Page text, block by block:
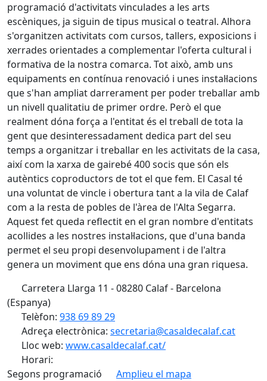
programació d'activitats vinculades a les arts
escèniques, ja siguin de tipus musical o teatral. Alhora
s'organitzen activitats com cursos, tallers, exposicions i
xerrades orientades a complementar l'oferta cultural i
formativa de la nostra comarca. Tot això, amb uns
equipaments en contínua renovació i unes instal·lacions
que s'han ampliat darrerament per poder treballar amb
un nivell qualitatiu de primer ordre. Però el que
realment dóna força a l'entitat és el treball de tota la
gent que desinteressadament dedica part del seu
temps a organitzar i treballar en les activitats de la casa,
així com la xarxa de gairebé 400 socis que són els
autèntics coproductors de tot el que fem. El Casal té
una voluntat de vincle i obertura tant a la vila de Calaf
com a la resta de pobles de l'àrea de l'Alta Segarra.
Aquest fet queda reflectit en el gran nombre d'entitats
acollides a les nostres instal·lacions, que d'una banda
permet el seu propi desenvolupament i de l'altra
genera un moviment que ens dóna una gran riquesa.
Carretera Llarga 11 - 08280 Calaf - Barcelona
(Espanya)
Telèfon: 938 69 89 29
Adreça electrònica: secretaria@casaldecalaf.cat
Lloc web: www.casaldecalaf.cat/
Horari:
Segons programació
Amplieu el mapa